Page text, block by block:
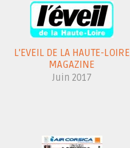
L'EVEIL DE LA HAUTE-LOIRE
MAGAZINE
Juin 2017